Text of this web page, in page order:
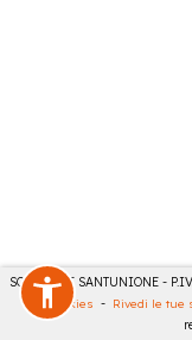
SONCINI E SANTUNIONE -
Cookies - Rivedi le tue